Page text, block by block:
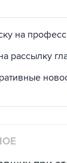
на
рассылку